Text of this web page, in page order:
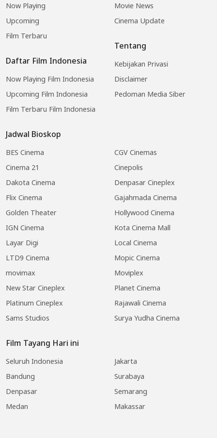
Now Playing
Upcoming
Film Terbaru
Daftar Film Indonesia
Now Playing Film Indonesia
Upcoming Film Indonesia
Film Terbaru Film Indonesia
Jadwal Bioskop
BES Cinema
CGV Cinemas
Cinema 21
Cinepolis
Dakota Cinema
Denpasar Cineplex
Flix Cinema
Gajahmada Cinema
Golden Theater
Hollywood Cinema
IGN Cinema
Kota Cinema Mall
Layar Digi
Local Cinema
LTD9 Cinema
Mopic Cinema
movimax
Moviplex
New Star Cineplex
Planet Cinema
Platinum Cineplex
Rajawali Cinema
Sams Studios
Surya Yudha Cinema
Film Tayang Hari ini
Seluruh Indonesia
Jakarta
Bandung
Surabaya
Denpasar
Semarang
Medan
Makassar
Movie News
Cinema Update
Tentang
Kebijakan Privasi
Disclaimer
Pedoman Media Siber